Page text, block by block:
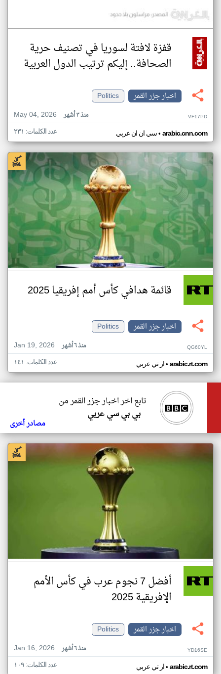
قفزة لافتة لسوريا في تصنيف حرية
الصحافة.. إليكم ترتيب الدول العربية
اخبار جزر القمر
Politics
May 04, 2026
منذ ٣ أشهر VF17PD
سي ان ان عربي• arabic.cnn.com عدد الكلمات: ٢٣١
قائمة هدافي كأس أمم إفريقيا 2025
اخبار جزر القمر
Politics
Jan 19, 2026
منذ ٦ أشهر QG60YL
ار تي عربي• arabic.rt.com عدد الكلمات: ١٤١
تابع اخر اخبار جزر القمر من
بي بي سي عربي
مصادر أخرى
أفضل 7 نجوم عرب في كأس الأمم
الإفريقية 2025
اخبار جزر القمر
Politics
Jan 16, 2026
منذ ٦ أشهر YD16SE
ار تي عربي• arabic.rt.com عدد الكلمات: ١٠٩